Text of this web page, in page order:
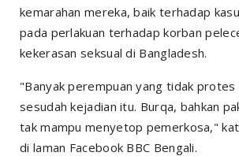
kemarahan mereka, baik terhadap
pada perlakuan terhadap korban
kekerasan seksual di Bangladesh.
"Banyak perempuan yang tidak
sesudah kejadian itu. Burqa, bahkan
tak mampu menyetop pemerkosa,"
di laman Facebook BBC Bengali.